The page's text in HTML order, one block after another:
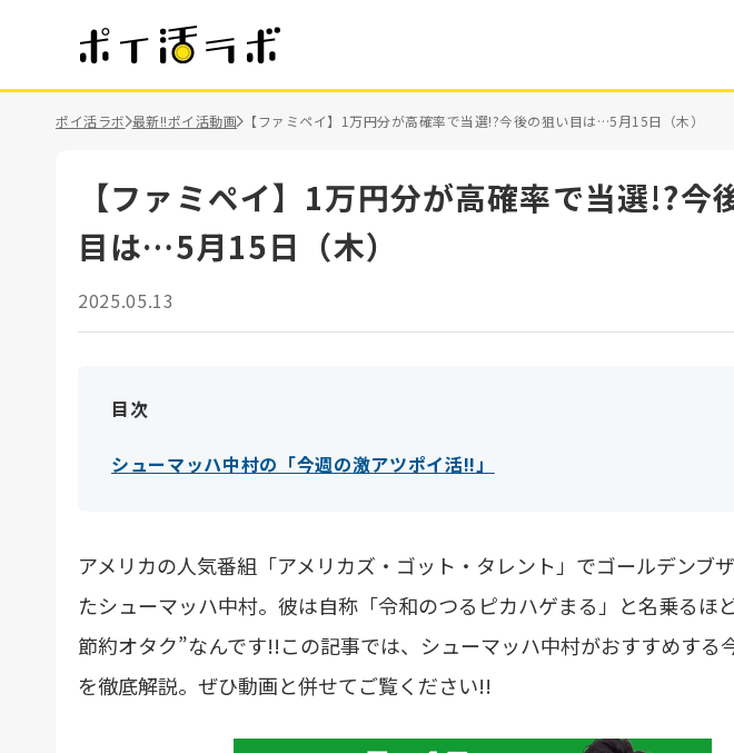
ポイ活ラボ 最新!!ポイ活動画 【ファミペイ】1万円分が高確率で当選!?今後の狙い目は…5月15日（木）
【ファミペイ】1万円分が高確率で当選!?今
目は…5月15日（木）
2025.05.13
目次
シューマッハ中村の「今週の激アツポイ活!!」
アメリカの人気番組「アメリカズ・ゴット・タレント」でゴールデンブ
たシューマッハ中村。彼は自称「令和のつるピカハゲまる」と名乗るほ
節約オタク”なんです!!この記事では、シューマッハ中村がおすすめする
を徹底解説。ぜひ動画と併せてご覧ください!!